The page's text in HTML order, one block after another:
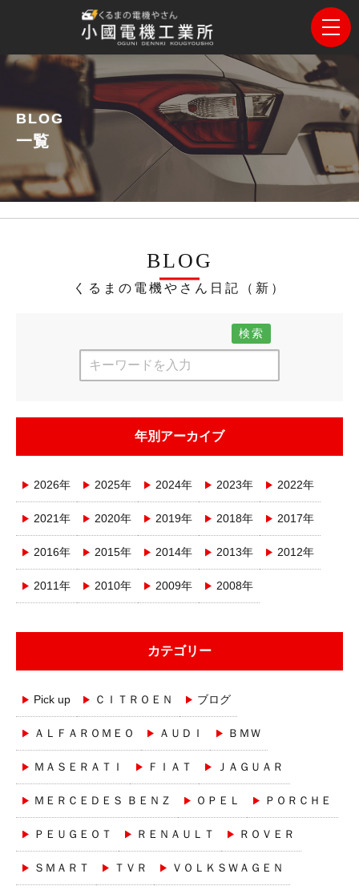
BLOG
一覧
BLOG
くるまの電機やさん日記（新）
検索
年別アーカイブ
2026年 2025年 2024年 2023年 2022年
2021年 2020年 2019年 2018年 2017年
2016年 2015年 2014年 2013年 2012年
2011年 2010年 2009年 2008年
カテゴリー
Pick up ＣＩＴＲＯＥＮ ブログ
ＡＬＦＡＲＯＭＥＯ ＡＵＤＩ ＢＭＷ
ＭＡＳＥＲＡＴＩ ＦＩＡＴ ＪＡＧＵＡＲ
ＭＥＲＣＥＤＥＳ ＢＥＮＺ ＯＰＥＬ ＰＯＲＣＨＥ
ＰＥＵＧＥＯＴ ＲＥＮＡＵＬＴ ＲＯＶＥＲ
ＳＭＡＲＴ ＴＶＲ ＶＯＬＫＳＷＡＧＥＮ